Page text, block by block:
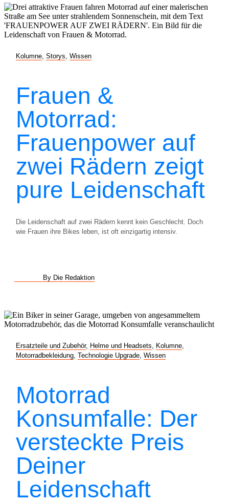
Kolumne Storys Wissen
Frauen &
Motorrad:
Frauenpower auf
zwei Rädern zeigt
pure Leidenschaft
Die Leidenschaft auf zwei Rädern kennt kein Geschlecht. Doch
wie Frauen ihre Bikes leben, ist oft einzigartig intensiv.
By Die Redaktion
Ersatzteile und Zubehör, Helme und Headsets Kolumne
Motorradbekleidung Technologie Upgrade Wissen
Motorrad
Konsumfalle: Der
versteckte Preis
Deiner
Leidenschaft